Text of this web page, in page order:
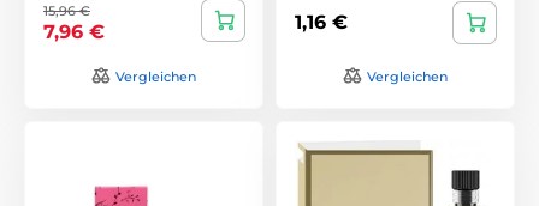
15,96 €
7,96 €
Vergleichen
1,16 €
Vergleichen